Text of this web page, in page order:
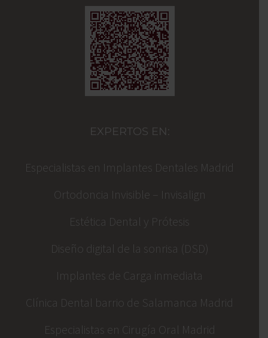
EXPERTOS EN:
Especialistas en Implantes Dentales Madrid
Ortodoncia Invisible – Invisalign
Estética Dental y Prótesis
Diseño digital de la sonrisa (DSD)
Implantes de Carga inmediata
Clínica Dental barrio de Salamanca Madrid
Especialistas en Cirugía Oral Madrid